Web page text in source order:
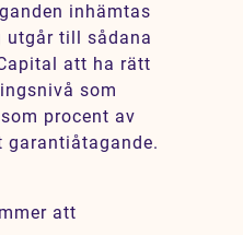
inhämtas
utgår till sådana
att ha rätt
som
procent av
att